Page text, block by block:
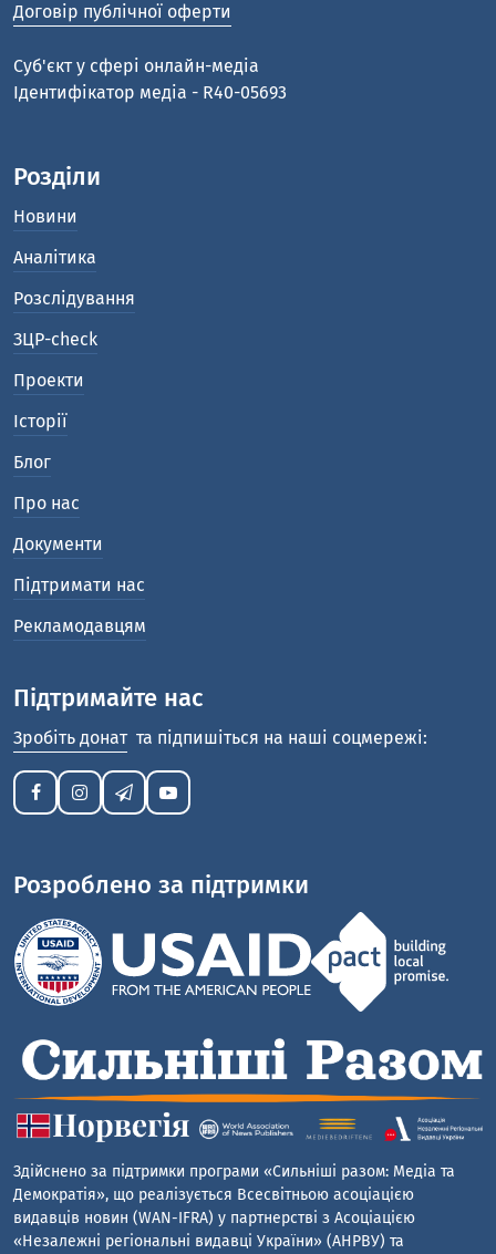
Договір публічної оферти
Cуб'єкт у сфері онлайн-медіа
Ідентифікатор медіа - R40-05693
Розділи
Новини
Аналітика
Розслідування
ЗЦР-check
Проекти
Історії
Блог
Про нас
Документи
Підтримати нас
Рекламодавцям
Підтримайте нас
Зробіть донат та підпишіться на наші соцмережі:
Розроблено за підтримки
Здійснено за підтримки програми «Сильніші разом: Медіа та
Демократія», що реалізується Всесвітньою асоціацією
видавців новин (WAN-IFRA) у партнерстві з Асоціацією
«Незалежні регіональні видавці України» (АНРВУ) та